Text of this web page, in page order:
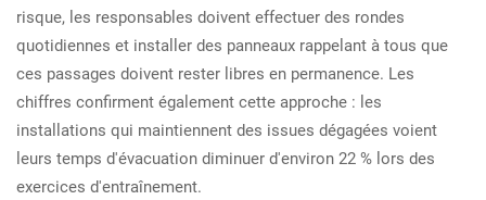
risque, les responsables doivent effectuer des rondes
quotidiennes et installer des panneaux rappelant à tous que
ces passages doivent rester libres en permanence. Les
chiffres confirment également cette approche : les
installations qui maintiennent des issues dégagées voient
leurs temps d'évacuation diminuer d'environ 22 % lors des
exercices d'entraînement.